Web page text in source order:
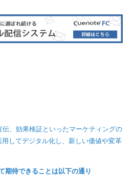
、効果検証といったマーケティングの
してデジタル化し、新しい価値や変革
期待できることは以下の通り